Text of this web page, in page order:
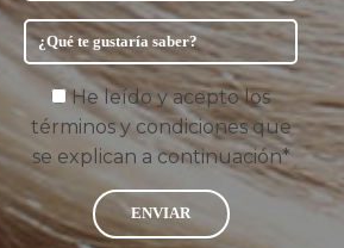
He leído y acepto los
términos y condiciones que
se explican a continuación*
ENVIAR